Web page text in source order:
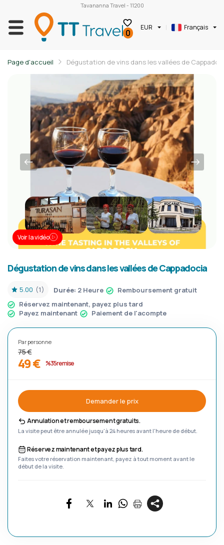
Tavananna Travel - 11200
0 EUR Français
Page d'accueil Dégustation de vins dans les vallées de
Voir la vidéo
Dégustation de vins dans les vallées de Cappadocia
5.00 (1) Durée: 2 Heure
Remboursement gratuit
Réservez maintenant, payez plus tard
Payez maintenant
Paiement de l'acompte
Par personne
75 €
49 € %35 remise
Demander le prix
Annulation et remboursement gratuits.
La visite peut être annulée jusqu'à 24 heures avant l'heure de début.
Réservez maintenant et payez plus tard.
Faites votre réservation maintenant, payez à tout moment avant le
début de la visite.